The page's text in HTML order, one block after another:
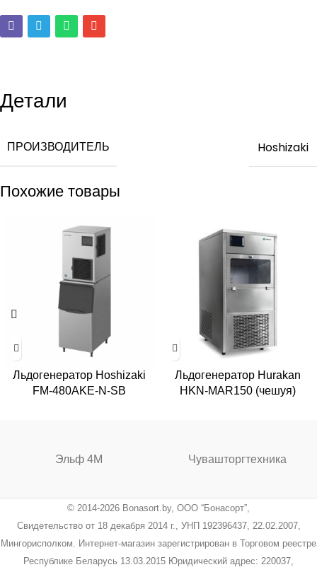
Детали
ПРОИЗВОДИТЕЛЬ Hoshizaki
Похожие товары
Льдогенератор Hoshizaki
FM-480AKE-N-SB
Льдогенератор Hurakan
HKN-MAR150 (чешуя)
Эльф 4М Чувашторгтехника
© 2014-2026 Bonasort.by, ООО “Бонасорт”,
Свидетельство от 18 декабря 2014 г., УНП 192396437, 22.02.2007,
Мингорисполком. Интернет-магазин зарегистрирован в Торговом реестре
Республике Беларусь 13.03.2015 Юридический адрес: 220037,